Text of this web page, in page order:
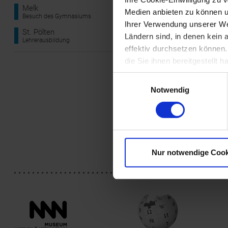
Medien anbieten zu können
Ihrer Verwendung unserer
Ländern sind, in denen kein
effektiv durchsetzen
die Sie ihnen bereitgestellt
Notwendig
Nur notwendige
ersten
Pölten und
Er lernte die
Anton Diabelli
wirkte auch
zunächst als
1848
Fast 40
sich als
Sein Werk
Melk
Besuch des Gymnasiums
St. Pölten
Lehrerausbildung